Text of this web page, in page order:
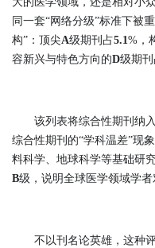
同一套“网络分级”标准下被
构”：顶尖A级期刊占5.1%，
容新兴与特色方向的D级期刊
该列表将综合性期刊纳入
综合性期刊的“学科温差”现
料科学、地球科学等基础研
B级，说明全球医学领域学
不以刊名论英雄，这种评